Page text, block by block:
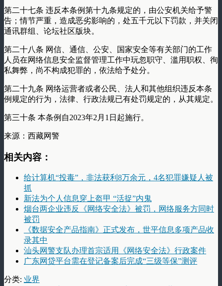
第二十七条 违反本条例第十九条规定的，由公安机关给予警
告；情节严重，造成恶劣影响的，处五千元以下罚款，并关闭
通讯群组、论坛社区版块。
第二十八条 网信、通信、公安、国家安全等有关部门的工作
人员在网络信息安全监督管理工作中玩忽职守、滥用职权、徇
私舞弊，尚不构成犯罪的，依法给予处分。
第二十九条 网络运营者或者公民、法人和其他组织违反本条
例规定的行为，法律、行政法规已有处罚规定的，从其规定。
第三十条 本条例自2023年2月1日起施行。
来源：西藏网警
相关内容：
给计算机“投毒”，非法获利8万余元，4名犯罪嫌疑人被
抓
新法为个人信息穿上盔甲 “活捉”内鬼
烟台两企业违反《网络安全法》被罚，网络服务方同时
被罚
《数据安全产品指南》正式发布，世平信息多项产品收
录其中
汕头网警支队办理首宗适用《网络安全法》行政案件
广东网贷平台需在登记备案后完成“三级等保”测评
分类: 业界